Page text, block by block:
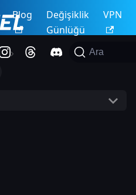
Blog
Değişiklik
Günlüğü
VPN
Ara